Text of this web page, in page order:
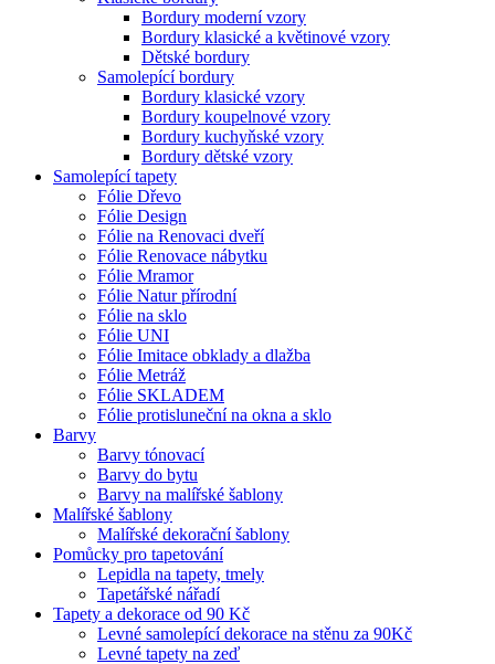
Bordury moderní vzory
Bordury klasické a květinové vzory
Dětské bordury
Samolepící bordury
Bordury klasické vzory
Bordury koupelnové vzory
Bordury kuchyňské vzory
Bordury dětské vzory
Samolepící tapety
Fólie Dřevo
Fólie Design
Fólie na Renovaci dveří
Fólie Renovace nábytku
Fólie Mramor
Fólie Natur přírodní
Fólie na sklo
Fólie UNI
Fólie Imitace obklady a dlažba
Fólie Metráž
Fólie SKLADEM
Fólie protisluneční na okna a sklo
Barvy
Barvy tónovací
Barvy do bytu
Barvy na malířské šablony
Malířské šablony
Malířské dekorační šablony
Pomůcky pro tapetování
Lepidla na tapety, tmely
Tapetářské nářadí
Tapety a dekorace od 90 Kč
Levné samolepící dekorace na stěnu za 90Kč
Levné tapety na zeď